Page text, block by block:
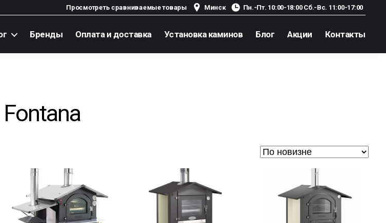
Просмотреть сравниваемые товары Минск Пн.-Пт. 10:00-18:00 Сб.-Вс. 11:00-17:00
Бренды Оплата и доставка Установка каминов Блог Акции Контакты
Fontana